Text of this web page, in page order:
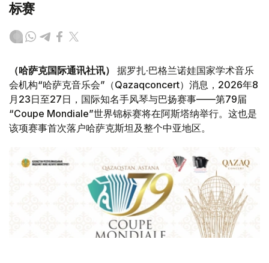
标赛
（哈萨克国际通讯社讯）
据罗扎·巴格兰诺娃国家学术音乐
会机构“哈萨克音乐会”（Qazaqconcert）消息，2026年8
月23日至27日，国际知名手风琴与巴扬赛事——第79届
“Coupe Mondiale”世界锦标赛将在阿斯塔纳举行。这也是
该项赛事首次落户哈萨克斯坦及整个中亚地区。